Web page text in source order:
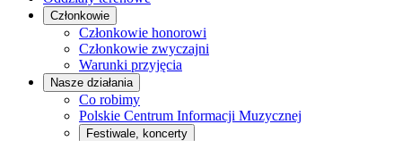
Członkowie
Członkowie honorowi
Członkowie zwyczajni
Warunki przyjęcia
Nasze działania
Co robimy
Polskie Centrum Informacji Muzycznej
Festiwale, koncerty